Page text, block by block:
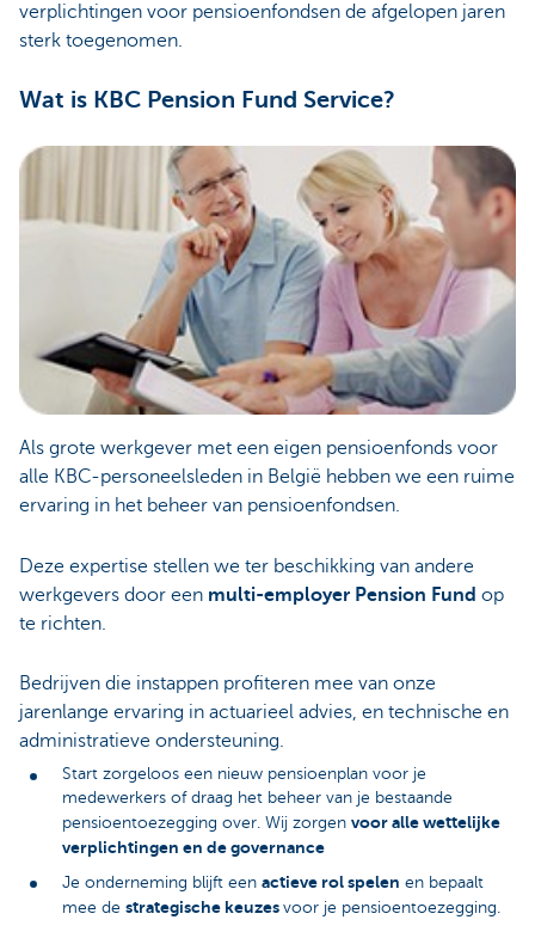
verplichtingen voor pensioenfondsen de afgelopen jaren
sterk toegenomen.
Wat is KBC Pension Fund Service?
Als grote werkgever met een eigen pensioenfonds voor
alle KBC-personeelsleden in België hebben we een ruime
ervaring in het beheer van pensioenfondsen.
Deze expertise stellen we ter beschikking van andere
werkgevers door een multi-employer Pension Fund op
te richten.
Bedrijven die instappen profiteren mee van onze
jarenlange ervaring in actuarieel advies, en technische en
administratieve ondersteuning.
Start zorgeloos een nieuw pensioenplan voor je
medewerkers of draag het beheer van je bestaande
pensioentoezegging over. Wij zorgen voor alle wettelijke
verplichtingen en de governance
Je onderneming blijft een actieve rol spelen en bepaalt
mee de strategische keuzes voor je pensioentoezegging.